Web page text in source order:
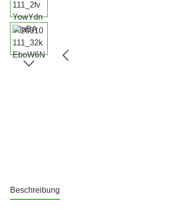
Beschreibung